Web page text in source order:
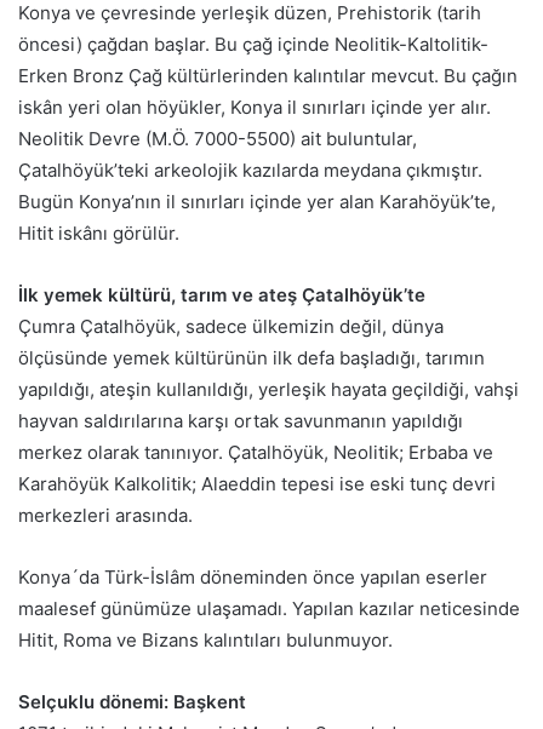
Konya ve çevresinde yerleşik düzen, Prehistorik (tarih
öncesi) çağdan başlar. Bu çağ içinde Neolitik-Kaltolitik-
Erken Bronz Çağ kültürlerinden kalıntılar mevcut. Bu çağın
iskân yeri olan höyükler, Konya il sınırları içinde yer alır.
Neolitik Devre (M.Ö. 7000-5500) ait buluntular,
Çatalhöyük’teki arkeolojik kazılarda meydana çıkmıştır.
Bugün Konya’nın il sınırları içinde yer alan Karahöyük’te,
Hitit iskânı görülür.
İlk yemek kültürü, tarım ve ateş Çatalhöyük’te
Çumra Çatalhöyük, sadece ülkemizin değil, dünya
ölçüsünde yemek kültürünün ilk defa başladığı, tarımın
yapıldığı, ateşin kullanıldığı, yerleşik hayata geçildiği, vahşi
hayvan saldırılarına karşı ortak savunmanın yapıldığı
merkez olarak tanınıyor. Çatalhöyük, Neolitik; Erbaba ve
Karahöyük Kalkolitik; Alaeddin tepesi ise eski tunç devri
merkezleri arasında.
Konya´da Türk-İslâm döneminden önce yapılan eserler
maalesef günümüze ulaşamadı. Yapılan kazılar neticesinde
Hitit, Roma ve Bizans kalıntıları bulunmuyor.
Selçuklu dönemi: Başkent